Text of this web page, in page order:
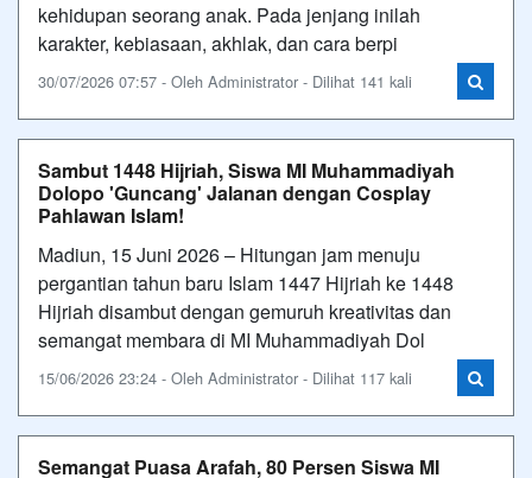
kehidupan seorang anak. Pada jenjang inilah
karakter, kebiasaan, akhlak, dan cara berpi
30/07/2026 07:57 - Oleh Administrator - Dilihat 141 kali
Sambut 1448 Hijriah, Siswa MI Muhammadiyah
Dolopo 'Guncang' Jalanan dengan Cosplay
Pahlawan Islam!
Madiun, 15 Juni 2026 – Hitungan jam menuju
pergantian tahun baru Islam 1447 Hijriah ke 1448
Hijriah disambut dengan gemuruh kreativitas dan
semangat membara di MI Muhammadiyah Dol
15/06/2026 23:24 - Oleh Administrator - Dilihat 117 kali
Semangat Puasa Arafah, 80 Persen Siswa MI